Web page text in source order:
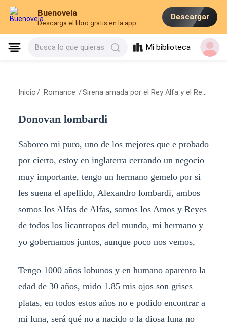
Buenovela
Descarga el libro gratis en la app
Descargar
Busca lo que quieras Mi biblioteca
Inicio / Romance /Sirena amada por el Rey Alfa y el Rey Vampiro
Donovan lombardi
Saboreo mi puro, uno de los mejores que e probado
por cierto, estoy en inglaterra cerrando un negocio
muy importante, tengo un hermano gemelo por si
les suena el apellido, Alexandro lombardi, ambos
somos los Alfas de Alfas, somos los Amos y Reyes
de todos los licantropos del mundo, mi hermano y
yo gobernamos juntos, aunque poco nos vemos,
Tengo 1000 años lobunos y en humano aparento la
edad de 30 años, mido 1.85 mis ojos son grises
platas, en todos estos años no e podido encontrar a
mi luna, será qué no a nacido o la diosa luna no